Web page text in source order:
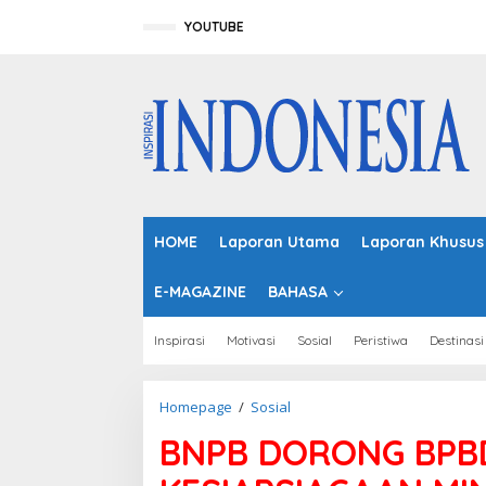
YOUTUBE
HOME Laporan Utama Laporan Khusus
E-MAGAZINE BAHASA
Inspirasi Motivasi Sosial Peristiwa Destinasi
Homepage / Sosial
P
B
BNPB DORONG